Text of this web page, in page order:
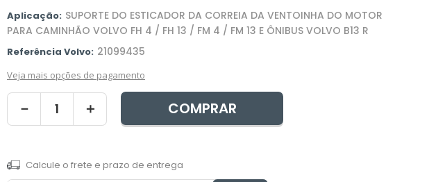
Aplicação: SUPORTE DO ESTICADOR DA CORREIA DA VENTOINHA DO MOTOR
PARA CAMINHÃO VOLVO FH 4 / FH 13 / FM 4 / FM 13 E ÔNIBUS VOLVO B13 R
Referência Volvo: 21099435
Veja mais opções de pagamento
＋
－ COMPRAR